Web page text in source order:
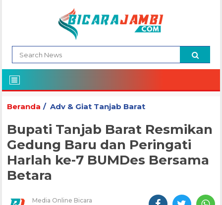
Beranda Adv & Giat Tanjab Barat
Bupati Tanjab Barat Resmikan
Gedung Baru dan Peringati
Harlah ke-7 BUMDes Bersama
Betara
Media Online Bicara